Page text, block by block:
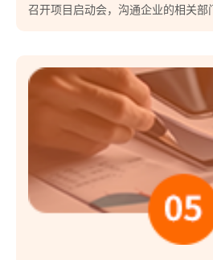
召开项目启动会，沟通企业的相关部